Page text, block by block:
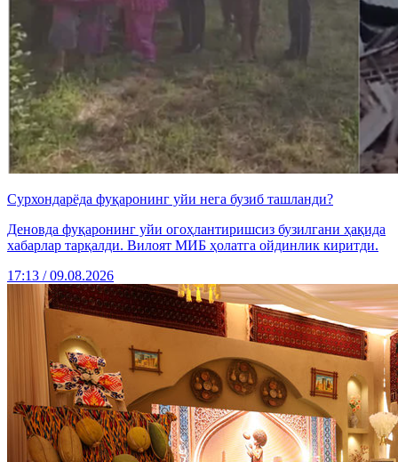
Сурхондарёда фуқаронинг уйи нега бузиб ташланди?
Деновда фуқаронинг уйи огоҳлантиришсиз бузилгани ҳақида
хабарлар тарқалди. Вилоят МИБ ҳолатга ойдинлик киритди.
17:13 / 09.08.2026